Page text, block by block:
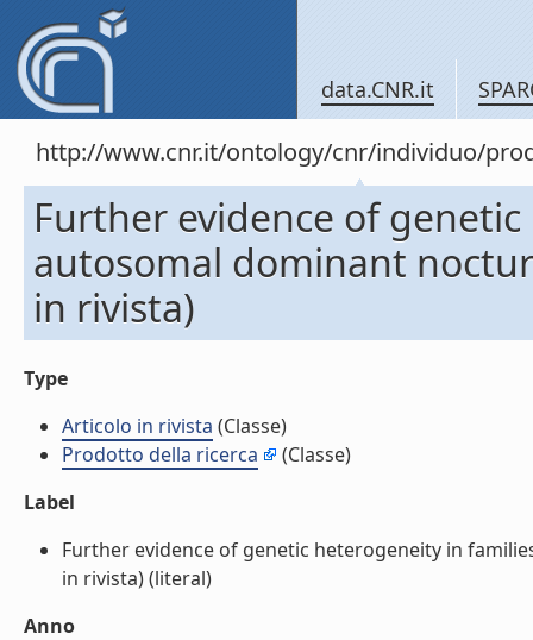
data.CNR.it
http://www.cnr.it/ontology/cnr/individuo/
Further evidence of
autosomal dominant
in rivista)
Type
Articolo in rivista (Classe)
Prodotto della ricerca
(Classe)
Label
Further evidence of genetic heterogeneity in
in rivista) (literal)
Anno